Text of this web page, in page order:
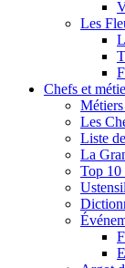
Les
Chefs et
Les
Liste
La
Top 10